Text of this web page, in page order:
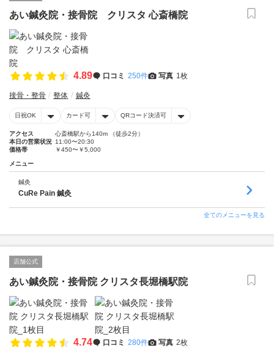
あい鍼灸院・接骨院 クリスタ 心斎橋院
4.89 口コミ 250件 写真 1枚
接骨・整骨 整体 鍼灸
日祝OK カード可 QRコード決済可
アクセス
心斎橋駅から140m （徒歩2分）
本日の営業状況 11:00〜20:30
価格帯
￥450〜￥5,000
メニュー
鍼灸
CuRe Pain 鍼灸
全てのメニューを見る
店舗公式
あい鍼灸院・接骨院 クリスタ長堀橋駅院
4.74 口コミ 280件 写真 2枚